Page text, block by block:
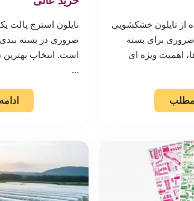
از نایلون خشکشویی
ضروری برای بسته
اهمیت ویژه ای
مطلب
نایلون استرچ پالت
ضروری در بسته
است. انتخاب بهترین
...